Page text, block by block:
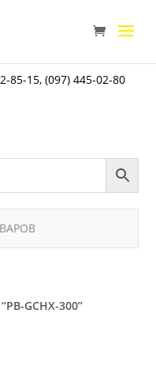
85-15,(097) 445-02-80
GCHX-300”